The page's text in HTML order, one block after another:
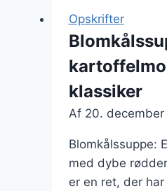
til
cremet
Opskrifter
klassiker
Af 20.
Blomkålssuppe:
med dybe
er en ret, der